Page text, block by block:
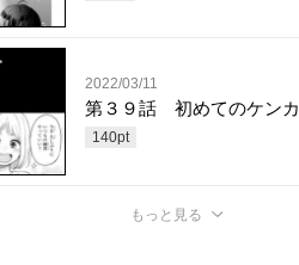
2022/03/11
第３９話 初めてのケンカ
140pt
もっと見る